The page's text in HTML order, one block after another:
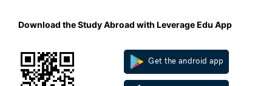
Download the Study Abroad with Leverage Edu App
Get the android app